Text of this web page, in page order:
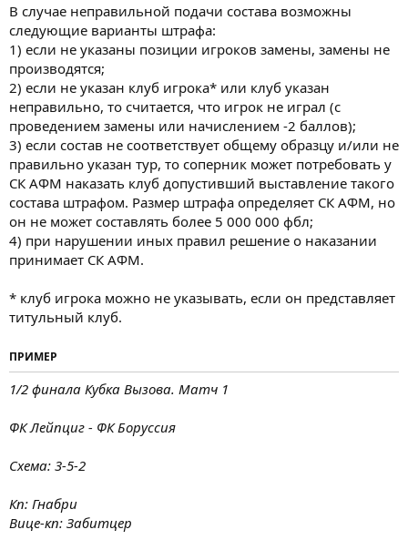
В случае неправильной подачи состава возможны
следующие варианты штрафа:
1) если не указаны позиции игроков замены, замены не
производятся;
2) если не указан клуб игрока* или клуб указан
неправильно, то считается, что игрок не играл (с
проведением замены или начислением -2 баллов);
3) если состав не соответствует общему образцу и/или не
правильно указан тур, то соперник может потребовать у
СК АФМ наказать клуб допустивший выставление такого
состава штрафом. Размер штрафа определяет СК АФМ, но
он не может составлять более 5 000 000 фбл;
4) при нарушении иных правил решение о наказании
принимает СК АФМ.
* клуб игрока можно не указывать, если он представляет
титульный клуб.
ПРИМЕР
1/2 финала Кубка Вызова. Матч 1
ФК Лейпциг - ФК Боруссия
Схема: 3-5-2
Кп: Гнабри
Вице-кп: Забитцер